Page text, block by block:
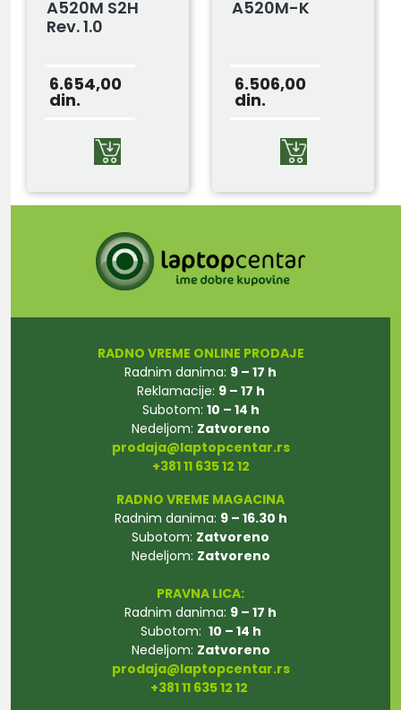
A520M S2H
Rev. 1.0
6.654,00
din.
A520M-K
6.506,00
din.
RADNO VREME ONLINE PRODAJE
Radnim danima: 9 – 17 h
Reklamacije: 9 – 17 h
Subotom: 10 – 14 h
Nedeljom: Zatvoreno
prodaja@laptopcentar.rs
+381 11 635 12 12
RADNO VREME MAGACINA
Radnim danima: 9 – 16.30 h
Subotom: Zatvoreno
Nedeljom: Zatvoreno
PRAVNA LICA:
Radnim danima: 9 – 17 h
Subotom: 10 – 14 h
Nedeljom: Zatvoreno
prodaja@laptopcentar.rs
+381 11 635 12 12